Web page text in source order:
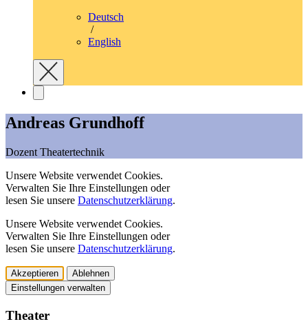
Deutsch
/
English
Andreas Grundhoff
Dozent Theatertechnik
Unsere Website verwendet Cookies.
Verwalten Sie Ihre Einstellungen oder
lesen Sie unsere Datenschutzerklärung.
Unsere Website verwendet Cookies.
Verwalten Sie Ihre Einstellungen oder
lesen Sie unsere Datenschutzerklärung.
Akzeptieren
Ablehnen
Einstellungen verwalten
Theater